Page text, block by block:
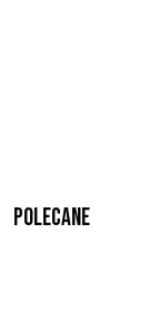
Polecane